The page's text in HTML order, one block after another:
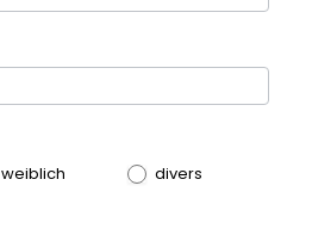
weiblich divers